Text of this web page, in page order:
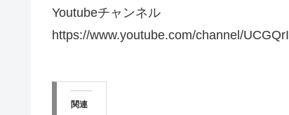
Youtubeチャンネル
https://www.youtube.com/channel/
関連